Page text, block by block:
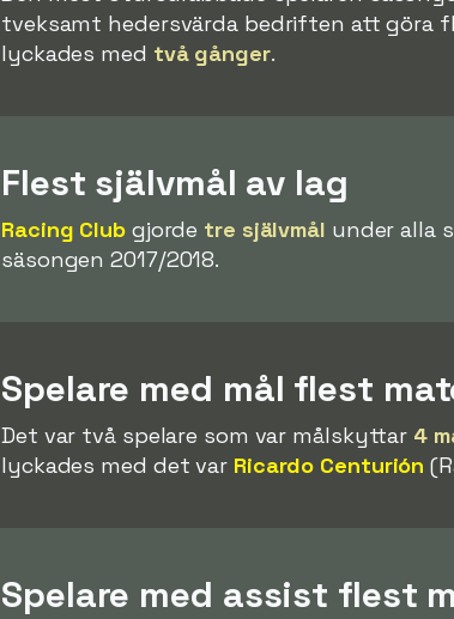
tveksamt hedersvärda bedriften att göra
lyckades med två gånger.
Flest självmål av lag
Racing Clubgjorde tre självmål under alla
säsongen 2017/2018.
Spelare med mål flest
Det var två spelare som var målskyttar 4
lyckades med det var Ricardo Centurión
Spelare med assist flest